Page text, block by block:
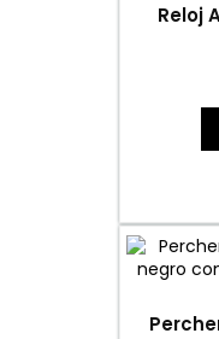
Reloj